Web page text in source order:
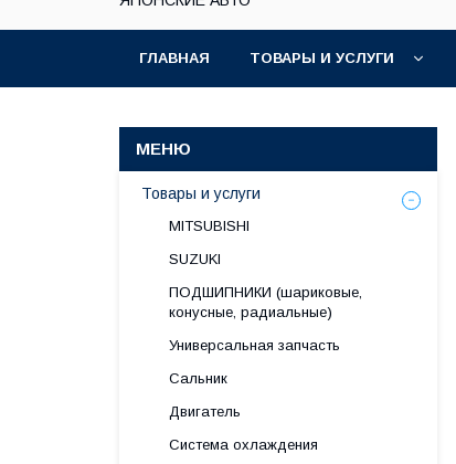
ГЛАВНАЯ ТОВАРЫ И УСЛУГИ
Товары и услуги
MITSUBISHI
SUZUKI
ПОДШИПНИКИ (шариковые,
конусные, радиальные)
Универсальная запчасть
Сальник
Двигатель
Система охлаждения